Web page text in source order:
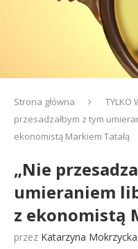
Strona główna TYLKO
przesadzałbym z tym
ekonomistą Markiem Tatałą
„Nie
umieraniem
z ekonomistą
przez Katarzyna Mokrzycka